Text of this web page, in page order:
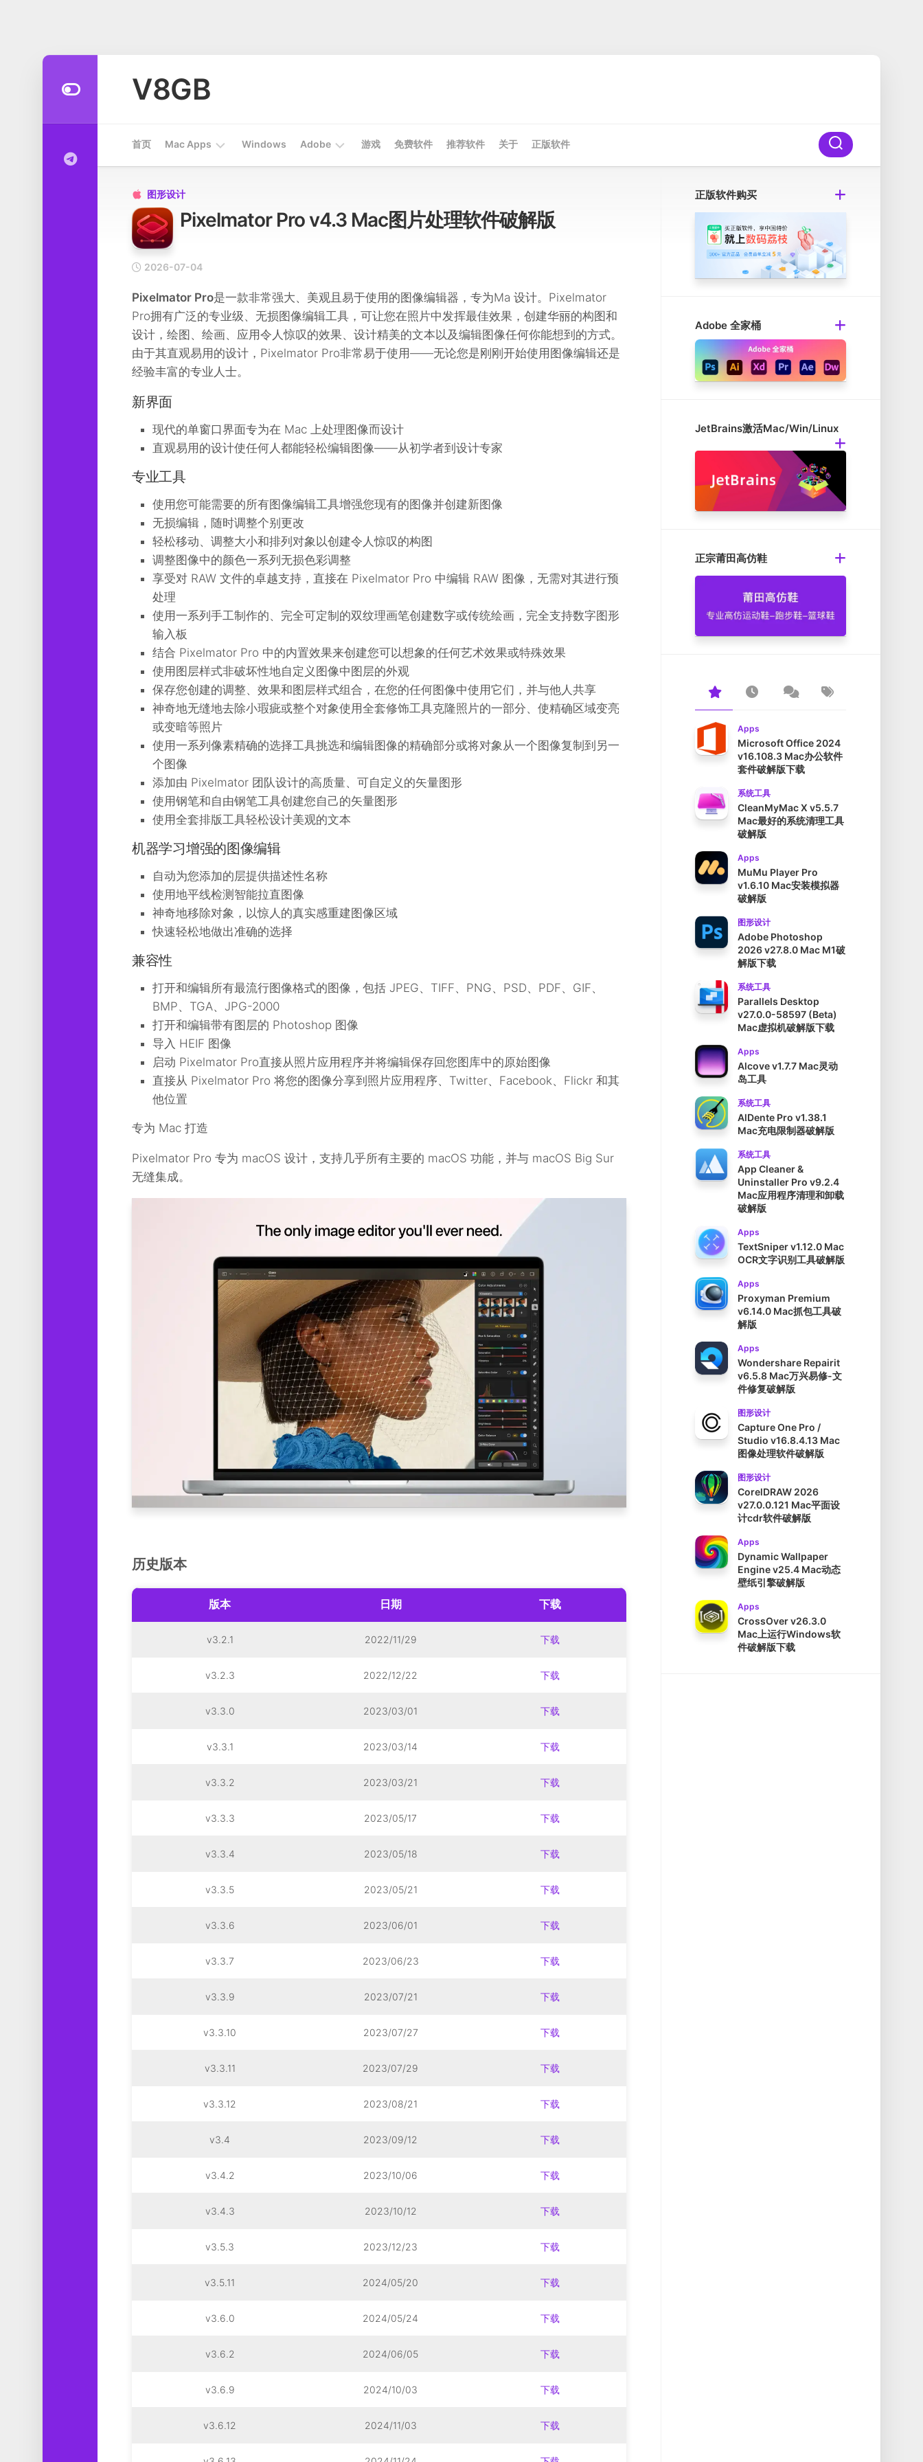
V8GB
首页 Mac Apps
Apps
开
统
工
具
图
形
媒
软
乐
Windows Adobe 游戏 免费软件 推荐软件 关于 正版软件
 图形设计
Pixelmator Pro v4.3 Mac图片处理软件破解版
2026-07-04
Pixelmator Pro是一款非常强大、美观且易于使用的图像编辑器，专为Ma 设计。Pixelmator
Pro拥有广泛的专业级、无损图像编辑工具，可让您在照片中发挥最佳效果，创建华丽的构图和
设计，绘图、绘画、应用令人惊叹的效果、设计精美的文本以及编辑图像任何你能想到的方式。
由于其直观易用的设计，Pixelmator Pro非常易于使用——无论您是刚刚开始使用图像编辑还是
经验丰富的专业人士。
新界面
现代的单窗口界面专为在 Mac 上处理图像而设计
直观易用的设计使任何人都能轻松编辑图像——从初学者到设计专家
专业工具
使用您可能需要的所有图像编辑工具增强您现有的图像并创建新图像
无损编辑，随时调整个别更改
轻松移动、调整大小和排列对象以创建令人惊叹的构图
调整图像中的颜色一系列无损色彩调整
享受对 RAW 文件的卓越支持，直接在 Pixelmator Pro 中编辑 RAW 图像，无需对其进行预
处理
使用一系列手工制作的、完全可定制的双纹理画笔创建数字或传统绘画，完全支持数字图形
输入板
结合 Pixelmator Pro 中的内置效果来创建您可以想象的任何艺术效果或特殊效果
使用图层样式非破坏性地自定义图像中图层的外观
保存您创建的调整、效果和图层样式组合，在您的任何图像中使用它们，并与他人共享
神奇地无缝地去除小瑕疵或整个对象使用全套修饰工具克隆照片的一部分、使精确区域变亮
或变暗等照片
使用一系列像素精确的选择工具挑选和编辑图像的精确部分或将对象从一个图像复制到另一
个图像
添加由 Pixelmator 团队设计的高质量、可自定义的矢量图形
使用钢笔和自由钢笔工具创建您自己的矢量图形
使用全套排版工具轻松设计美观的文本
机器学习增强的图像编辑
自动为您添加的层提供描述性名称
使用地平线检测智能拉直图像
神奇地移除对象，以惊人的真实感重建图像区域
快速轻松地做出准确的选择
兼容性
打开和编辑所有最流行图像格式的图像，包括 JPEG、TIFF、PNG、PSD、PDF、GIF、
BMP、TGA、JPG-2000
打开和编辑带有图层的 Photoshop 图像
导入 HEIF 图像
启动 Pixelmator Pro直接从照片应用程序并将编辑保存回您图库中的原始图像
直接从 Pixelmator Pro 将您的图像分享到照片应用程序、Twitter、Facebook、Flickr 和其
他位置
专为 Mac 打造
Pixelmator Pro 专为 macOS 设计，支持几乎所有主要的 macOS 功能，并与 macOS Big Sur
无缝集成。
历史版本
版本 日期 下载
v3.2.1 2022/11/29 下载
v3.2.3 2022/12/22 下载
v3.3.0 2023/03/01 下载
v3.3.1 2023/03/14 下载
v3.3.2 2023/03/21 下载
v3.3.3 2023/05/17 下载
v3.3.4 2023/05/18 下载
v3.3.5 2023/05/21 下载
v3.3.6 2023/06/01 下载
v3.3.7 2023/06/23 下载
v3.3.9 2023/07/21 下载
v3.3.10 2023/07/27 下载
v3.3.11 2023/07/29 下载
v3.3.12 2023/08/21 下载
v3.4 2023/09/12 下载
v3.4.2 2023/10/06 下载
v3.4.3 2023/10/12 下载
v3.5.3 2023/12/23 下载
v3.5.11 2024/05/20 下载
v3.6.0 2024/05/24 下载
v3.6.2 2024/06/05 下载
v3.6.9 2024/10/03 下载
v3.6.12 2024/11/03 下载
正版软件购买
Adobe 全家桶
JetBrains激活Mac/Win/Linux
正宗莆田高仿鞋
Apps
Microsoft Office 2024
v16.108.3 Mac办公软件
套件破解版下载
系统工具
CleanMyMac X v5.5.7
Mac最好的系统清理工具
破解版
Apps
MuMu Player Pro
v1.6.10 Mac安装模拟器
破解版
图形设计
Adobe Photoshop
2026 v27.8.0 Mac M1破
解版下载
系统工具
Parallels Desktop
v27.0.0-58597 (Beta)
Mac虚拟机破解版下载
Apps
Alcove v1.7.7 Mac灵动
岛工具
系统工具
AlDente Pro v1.38.1
Mac充电限制器破解版
系统工具
App Cleaner &
Uninstaller Pro v9.2.4
Mac应用程序清理和卸载
破解版
Apps
TextSniper v1.12.0 Mac
OCR文字识别工具破解版
Apps
Proxyman Premium
v6.14.0 Mac抓包工具破
解版
Apps
Wondershare Repairit
v6.5.8 Mac万兴易修-文
件修复破解版
图形设计
Capture One Pro /
Studio v16.8.4.13 Mac
图像处理软件破解版
图形设计
CorelDRAW 2026
v27.0.0.121 Mac平面设
计cdr软件破解版
Apps
Dynamic Wallpaper
Engine v25.4 Mac动态
壁纸引擎破解版
Apps
CrossOver v26.3.0
Mac上运行Windows软
件破解版下载